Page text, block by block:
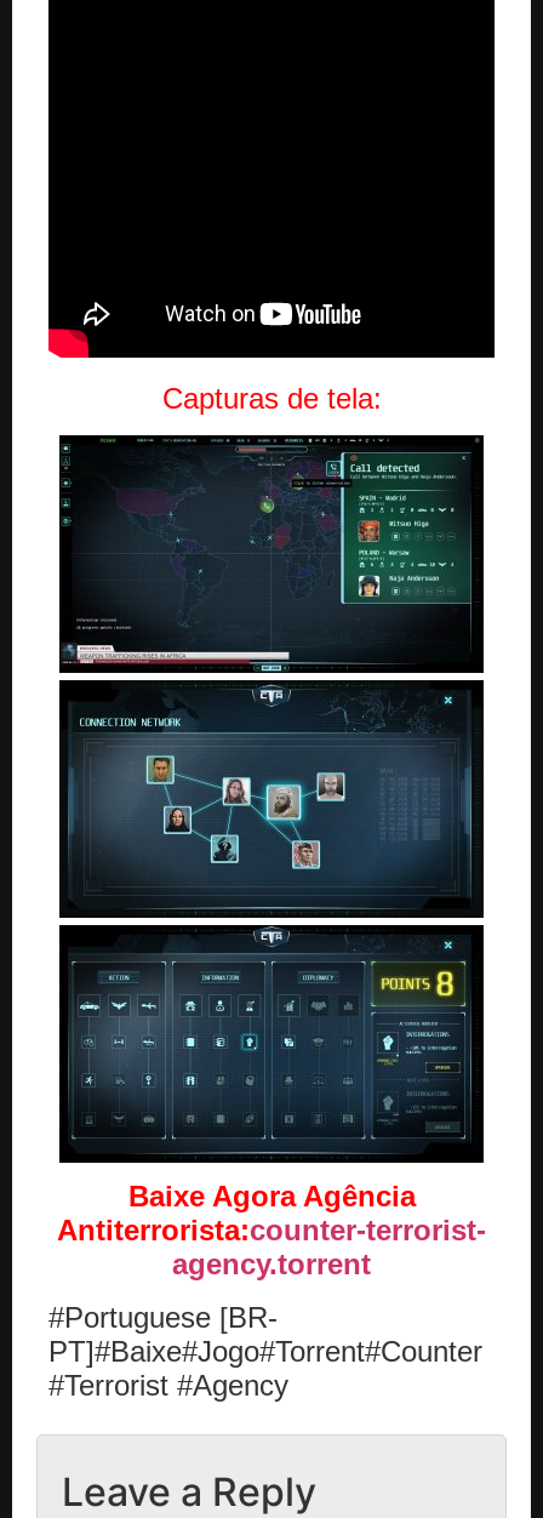
Capturas de tela:
Baixe Agora Agência
Antiterrorista:counter-terrorist-
agency.torrent
#Portuguese [BR-
PT]#Baixe#Jogo#Torrent#Counter
#Terrorist #Agency
Leave a Reply